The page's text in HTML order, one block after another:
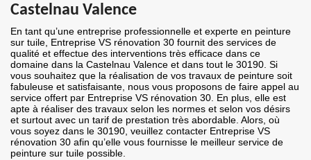
Castelnau Valence
En tant qu’une entreprise professionnelle et experte en peinture
sur tuile, Entreprise VS rénovation 30 fournit des services de
qualité et effectue des interventions très efficace dans ce
domaine dans la Castelnau Valence et dans tout le 30190. Si
vous souhaitez que la réalisation de vos travaux de peinture soit
fabuleuse et satisfaisante, nous vous proposons de faire appel au
service offert par Entreprise VS rénovation 30. En plus, elle est
apte à réaliser des travaux selon les normes et selon vos désirs
et surtout avec un tarif de prestation très abordable. Alors, où
vous soyez dans le 30190, veuillez contacter Entreprise VS
rénovation 30 afin qu’elle vous fournisse le meilleur service de
peinture sur tuile possible.